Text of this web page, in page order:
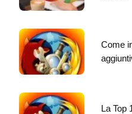
Come
La Top